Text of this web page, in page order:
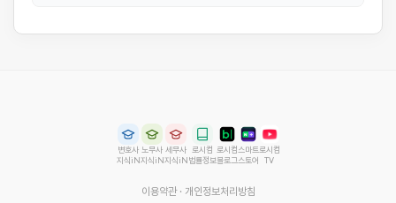
변호사
지식iN
노무사
지식iN
세무사
지식iN
로시컴
법률정보
로시컴
블로그
스마트
스토어
로시컴
TV
이용약관· 개인정보처리방침